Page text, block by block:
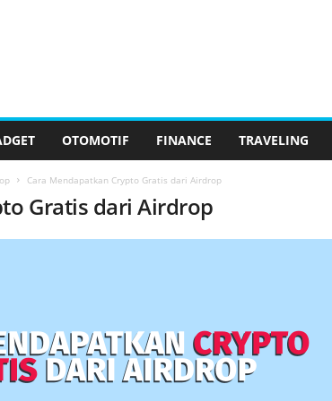
OTOMOTIF FINANCE TRAVELING
Cara Mendapatkan Crypto Gratis dari Airdrop
Gratis dari Airdrop